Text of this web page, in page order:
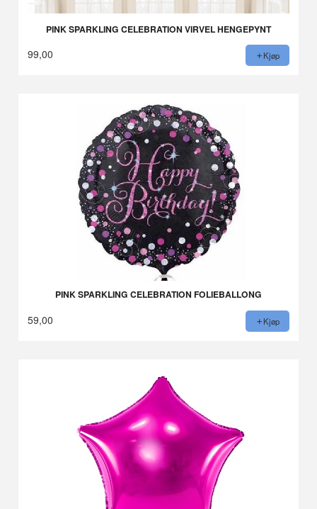
PINK SPARKLING CELEBRATION VIRVEL HENGEPYNT
99,00 Kjøp
PINK SPARKLING CELEBRATION FOLIEBALLONG
59,00 Kjøp